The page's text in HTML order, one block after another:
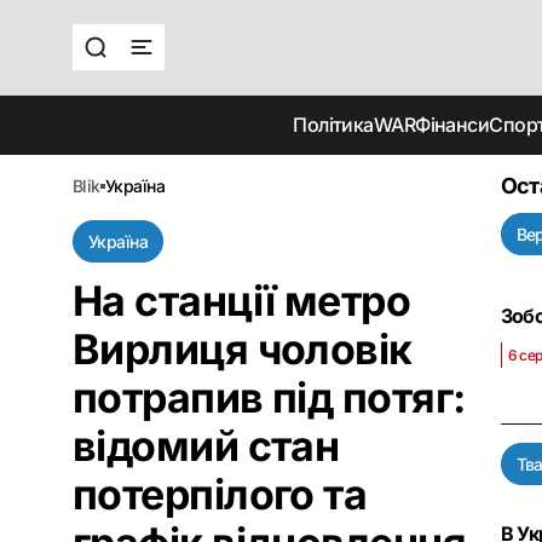
ПолітикаWARФінанси
blik україна
Україна
На станції метро
Вирлиця чоловік
потрапив під потяг:
відомий стан
потерпілого та
6
В